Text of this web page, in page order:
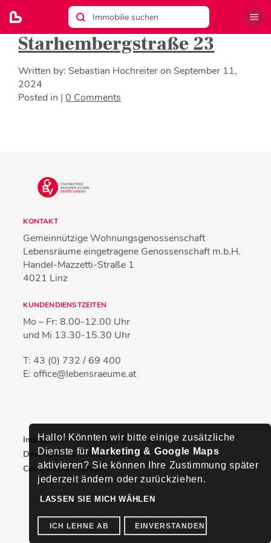
Starhembergstraße 23
Written by:Sebastian HochreiteronSeptember 11,
2024
Posted in |0 Comments
KONTAKT
Gemeinnützige Wohnungsgenossenschaft
Lebensräume eingetragene Genossenschaft m.b.H.
Handel-Mazzetti-Straße 1
4021 Linz
KUNDENDIENSTZEITEN
Mo – Fr: 8.00-12.00 Uhr
und Mi 13.30-15.30 Uhr
T:43 (0) 732 / 69 400
E:office@lebensraeume.at
Impressum Datenschutz
FAQs
Downloads & Videos
Kontakt
Cookie-Einstellungen
Hallo! Könnten wir bitte einige zusätzliche
Dienste für Marketing & Google Maps
aktivieren? Sie können Ihre Zustimmung später
jederzeit ändern oder zurückziehen.
LASSEN SIE MICH WÄHLEN
ICH LEHNE AB EINVERSTANDEN